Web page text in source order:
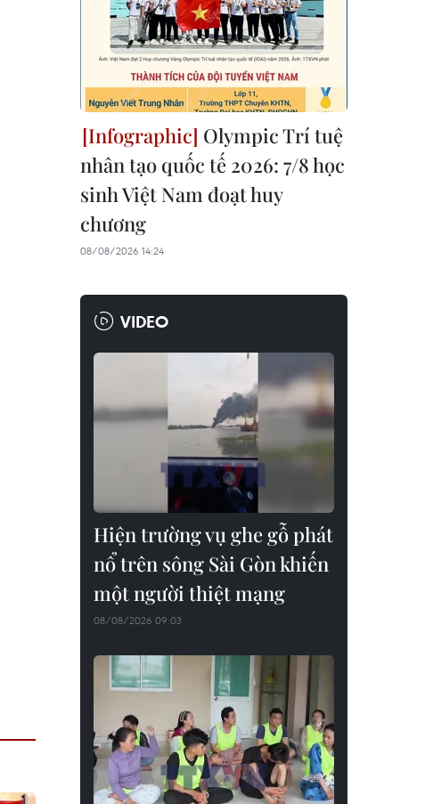
Olympic Trí tuệ
nhân tạo quốc tế 2026: 7/8 học
sinh Việt Nam đoạt huy
chương
08/08/2026 14:24
VIDEO
Hiện trường vụ ghe gỗ phát
nổ trên sông Sài Gòn khiến
một người thiệt mạng
08/08/2026 09:03